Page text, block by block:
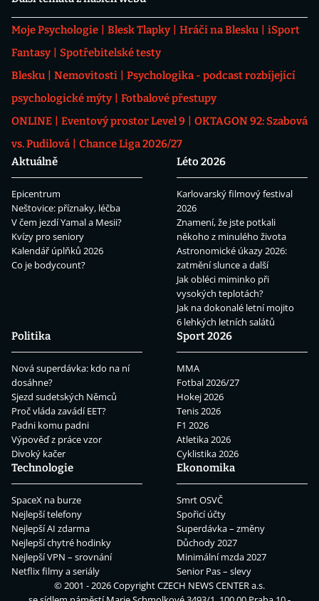
Moje Psychologie Blesk Tlapky Hráči na Blesku
iSport
Fantasy
Spotřebitelské testy
Blesku
Nemovitosti
Psychologika - podcast rozbíjející
psychologické mýty
Fotbalové přestupy
ONLINE
Eventový prostor Level 9
OKTAGON 92: Szabová
vs. Pudilová
Chance Liga 2026/27
Aktuálně
Epicentrum
Neštovice: příznaky, léčba
V čem jezdí Yamal a Mesii?
Kvízy pro seniory
Kalendář úplňků 2026
Co je bodycount?
Léto 2026
Karlovarský filmový festival
2026
Znamení, že jste potkali
někoho z minulého života
Astronomické úkazy 2026:
zatmění slunce a další
Jak obléci miminko při
vysokých teplotách?
Jak na dokonalé letní mojito
6 lehkých letních salátů
Politika
Nová superdávka: kdo na ní
dosáhne?
Sjezd sudetských Němců
Proč vláda zavádí EET?
Padni komu padni
Výpověď z práce vzor
Divoký kačer
Sport 2026
MMA
Fotbal 2026/27
Hokej 2026
Tenis 2026
F1 2026
Atletika 2026
Cyklistika 2026
Technologie
SpaceX na burze
Nejlepší telefony
Nejlepší AI zdarma
Nejlepší chytré hodinky
Nejlepší VPN – srovnání
Netflix filmy a seriály
Ekonomika
Smrt OSVČ
Spořicí účty
Superdávka – změny
Důchody 2027
Minimální mzda 2027
Senior Pas – slevy
© 2001 - 2026 CopyrightCZECH NEWS CENTER a.s.